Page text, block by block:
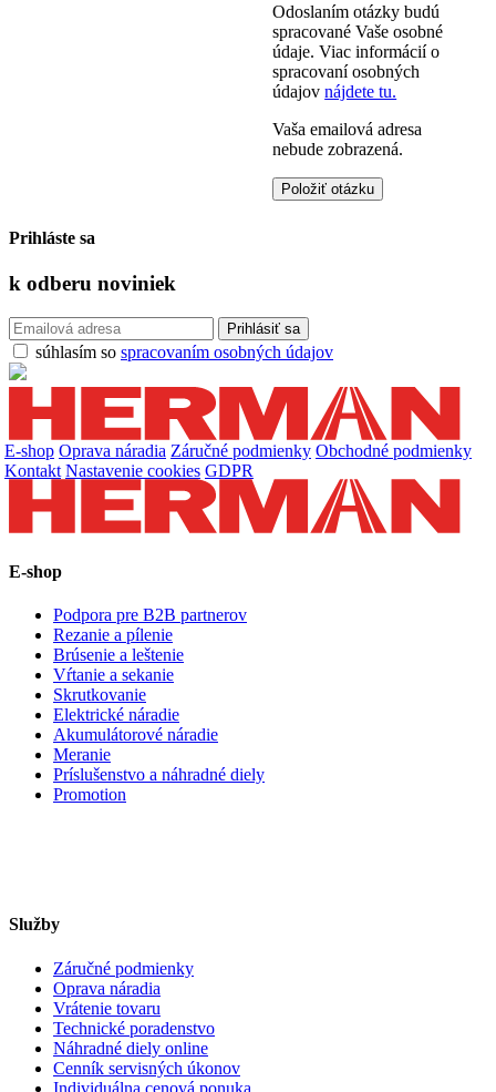
Odoslaním otázky budú
spracované Vaše osobné
údaje. Viac informácií o
spracovaní osobných
údajovnájdete tu.
Vaša emailová adresa
nebude zobrazená.
Prihláste sa
k odberu noviniek
súhlasím so spracovaním osobných údajov
E-shop Oprava náradia Záručné podmienky Obchodné podmienky
Kontakt Nastavenie cookies GDPR
E-shop
Podpora pre B2B partnerov
Rezanie a pílenie
Brúsenie a leštenie
Vŕtanie a sekanie
Skrutkovanie
Elektrické náradie
Akumulátorové náradie
Meranie
Príslušenstvo a náhradné diely
Promotion
Služby
Záručné podmienky
Oprava náradia
Vrátenie tovaru
Technické poradenstvo
Náhradné diely online
Cenník servisných úkonov
Individuálna cenová ponuka